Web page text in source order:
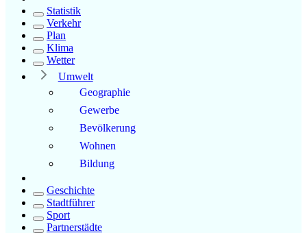
Statistik
Verkehr
Plan
Klima
Wetter
Umwelt
Geographie
Gewerbe
Bevölkerung
Wohnen
Bildung
Geschichte
Stadtführer
Sport
Partnerstädte